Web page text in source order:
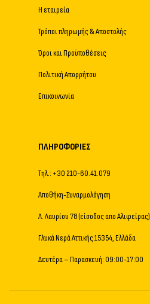
Η εταιρεία
Τρόποι πληρωμής & Αποστολής
Όροι και Προϋποθέσεις
Πολιτική Απορρήτου
Επικοινωνία
ΠΛΗΡΟΦΟΡΊΕΣ
Τηλ.: +30 210-60.41.079
Αποθήκη-Συναρμολόγηση
Λ. Λαυρίου 78 (είσοδος απο Αλιφείρας)
Γλυκά Νερά Αττικής 15354, Ελλάδα
Δευτέρα – Παρασκευή: 09:00-17:00